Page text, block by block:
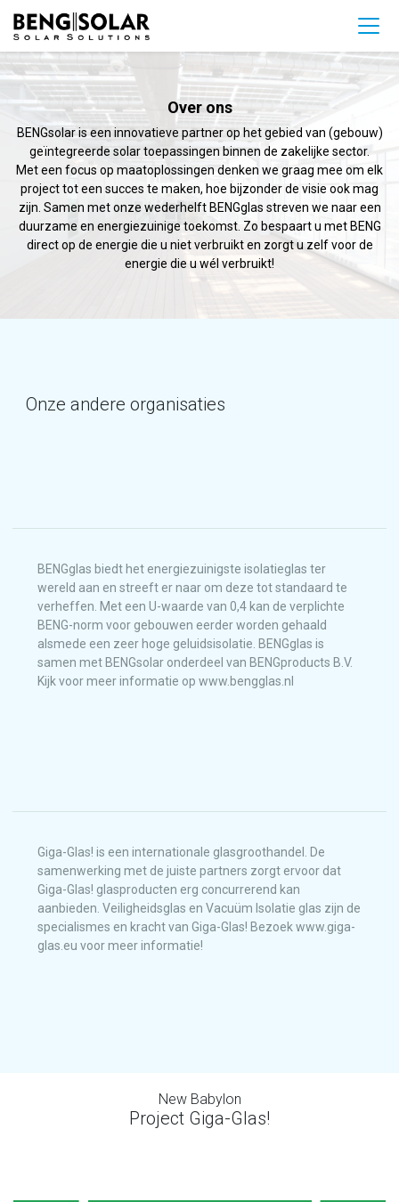
Over ons
BENGsolar is een innovatieve partner op het gebied van (gebouw)
geïntegreerde solar toepassingen binnen de zakelijke sector.
Met een focus op maatoplossingen denken we graag mee om elk
project tot een succes te maken, hoe bijzonder de visie ook mag
zijn. Samen met onze wederhelft BENGglas streven we naar een
duurzame en energiezuinige toekomst. Zo bespaart u met BENG
direct op de energie die u niet verbruikt en zorgt u zelf voor de
energie die u wél verbruikt!
Onze andere organisaties
BENGglas biedt het energiezuinigste isolatieglas ter
wereld aan en streeft er naar om deze tot standaard te
verheffen. Met een U-waarde van 0,4 kan de verplichte
BENG-norm voor gebouwen eerder worden gehaald
alsmede een zeer hoge geluidsisolatie. BENGglas is
samen met BENGsolar onderdeel van BENGproducts B.V.
Kijk voor meer informatie op www.bengglas.nl
Giga-Glas! is een internationale glasgroothandel. De
samenwerking met de juiste partners zorgt ervoor dat
Giga-Glas! glasproducten erg concurrerend kan
aanbieden. Veiligheidsglas en Vacuüm Isolatie glas zijn de
specialismes en kracht van Giga-Glas! Bezoek www.giga-
glas.eu voor meer informatie!
New Babylon
Project Giga-Glas!